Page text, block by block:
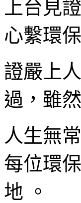
上台見
心繫環
證嚴上
過，雖
人生無
每位環
地 。